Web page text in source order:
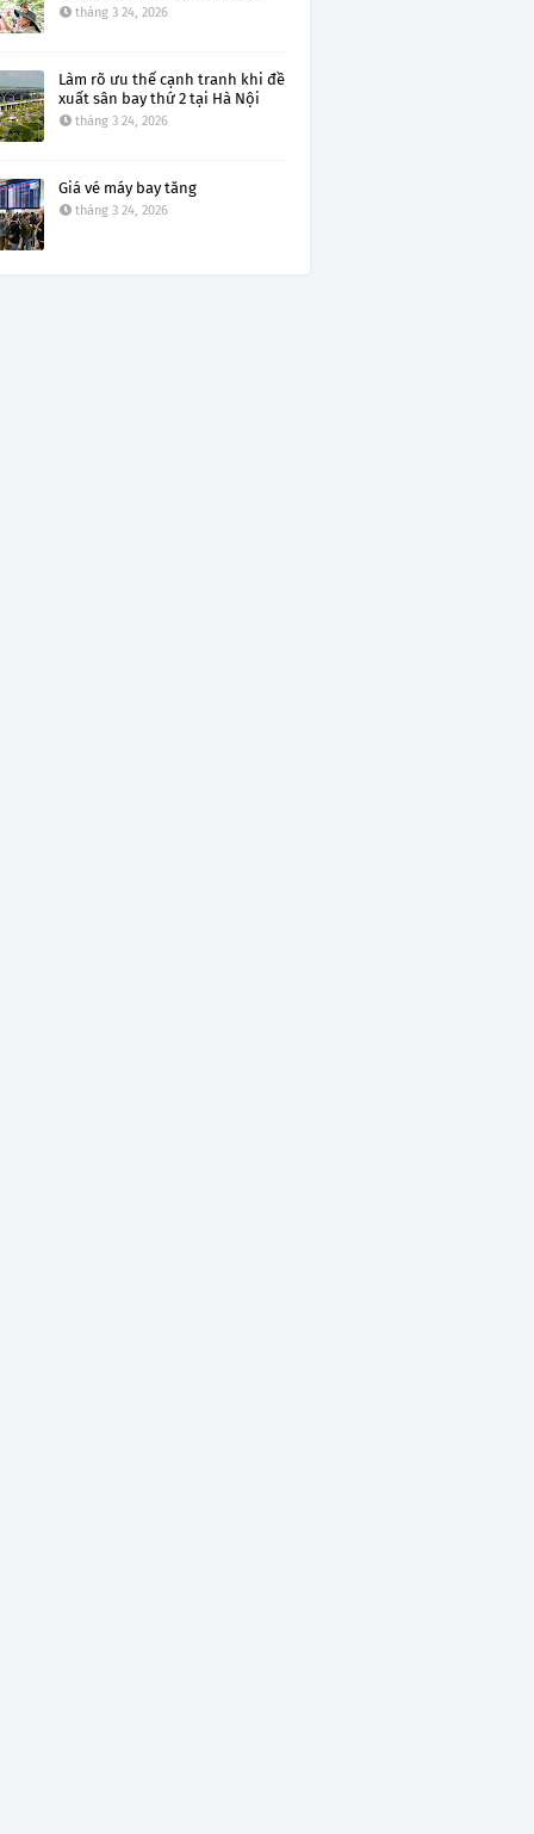
tháng 3 24, 2026
Làm rõ ưu thế cạnh tranh khi đề
xuất sân bay thứ 2 tại Hà Nội
tháng 3 24, 2026
Giá vé máy bay tăng
tháng 3 24, 2026